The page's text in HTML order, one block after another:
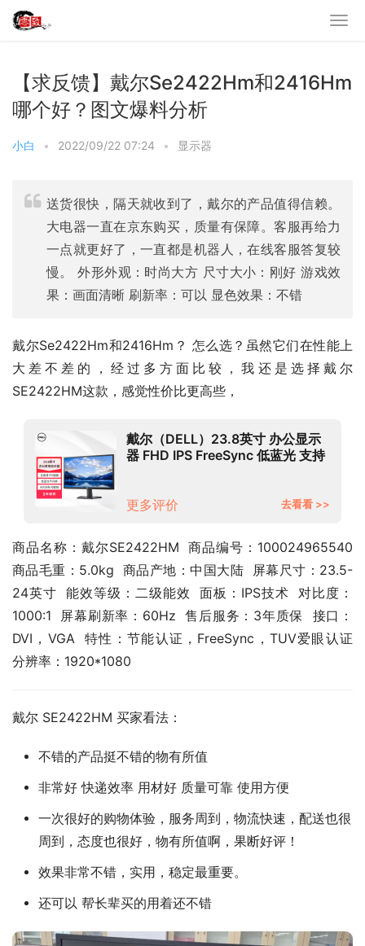
【求反馈】戴尔Se2422Hm和2416Hm
哪个好？图文爆料分析
小白 • 2022/09/22 07:24 • 显示器
送货很快，隔天就收到了，戴尔的产品值得信赖。
大电器一直在京东购买，质量有保障。客服再给力
一点就更好了，一直都是机器人，在线客服答复较
慢。 外形外观：时尚大方 尺寸大小：刚好 游戏效
果：画面清晰 刷新率：可以 显色效果：不错
戴尔Se2422Hm和2416Hm？ 怎么选？虽然它们在性能上
大差不差的，经过多方面比较，我还是选择戴尔
SE2422HM这款，感觉性价比更高些，
戴尔（DELL）23.8英寸 办公显示
器 FHD IPS FreeSync 低蓝光 支持
更多评价
去看看 >>
商品名称：戴尔SE2422HM  商品编号：100024965540
商品毛重：5.0kg  商品产地：中国大陆  屏幕尺寸：23.5-
24英寸  能效等级：二级能效  面板：IPS技术  对比度：
1000:1  屏幕刷新率：60Hz  售后服务：3年质保  接口：
DVI，VGA  特性：节能认证，FreeSync，TUV爱眼认证
分辨率：1920*1080
戴尔 SE2422HM 买家看法：
不错的产品挺不错的物有所值
非常好 快递效率 用材好 质量可靠 使用方便
一次很好的购物体验，服务周到，物流快速，配送也很
周到，态度也很好，物有所值啊，果断好评！
效果非常不错，实用，稳定最重要。
还可以 帮长辈买的用着还不错